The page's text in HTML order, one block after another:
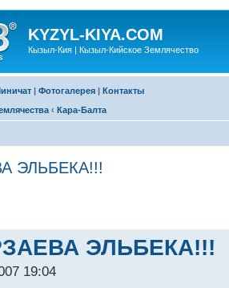
KYZYL-KIYA.COM
Кызыл-Кия | Кызыл-Кийское Землячество
| Фотогалерея | Контакты
‹ Кара-Балта
ЭЛЬБЕКА!!!
ЭЛЬБЕКА!!!
19:04